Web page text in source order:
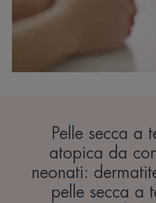
Pelle secca a
atopica da
neonati:
pelle secca a